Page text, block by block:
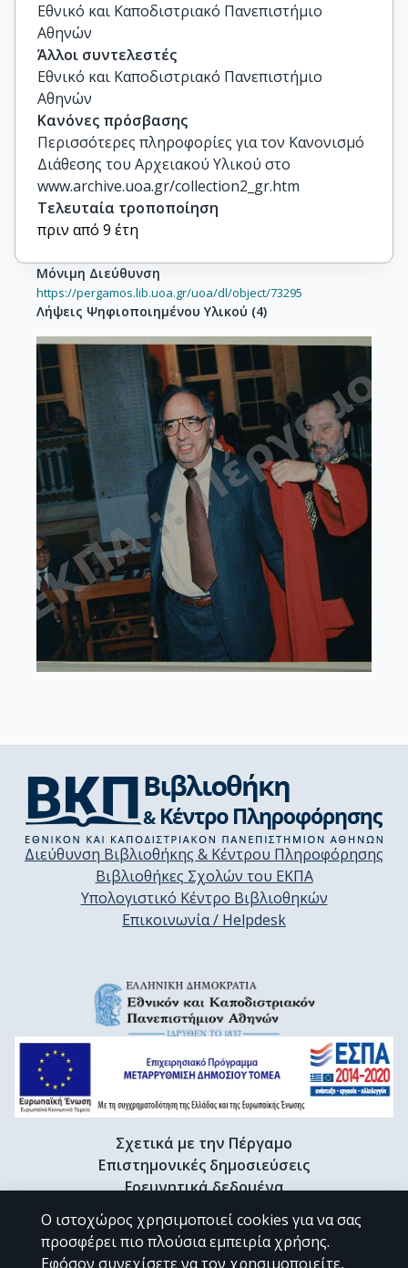
Εθνικό και Καποδιστριακό Πανεπιστήμιο
Αθηνών
Άλλοι συντελεστές
Εθνικό και Καποδιστριακό Πανεπιστήμιο
Αθηνών
Κανόνες πρόσβασης
Περισσότερες πληροφορίες για τον Κανονισμό
Διάθεσης του Αρχειακού Υλικού στο
www.archive.uoa.gr/collection2_gr.htm
Τελευταία τροποποίηση
πριν από 9 έτη
Μόνιμη Διεύθυνση
https://pergamos.lib.uoa.gr/uoa/dl/object/73295
Λήψεις Ψηφιοποιημένου Υλικού (4)
Διεύθυνση Βιβλιοθήκης & Κέντρου Πληροφόρησης
Βιβλιοθήκες Σχολών του ΕΚΠΑ
Υπολογιστικό Κέντρο Βιβλιοθηκών
Επικοινωνία / Helpdesk
Σχετικά με την Πέργαμο
Επιστημονικές δημοσιεύσεις
Ερευνητικά δεδομένα
Διδακτορικές διατριβές & Γκρίζα βιβλιογραφία
Προφίλ Ερευνητή
Ο ιστοχώρος χρησιμοποιεί cookies για να σας
προσφέρει πιο πλούσια εμπειρία χρήσης.
Εφόσον συνεχίσετε να τον χρησιμοποιείτε,